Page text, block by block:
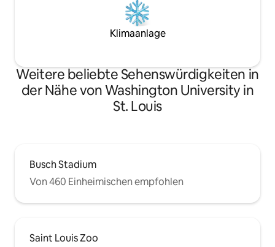
Klimaanlage
Weitere beliebte Sehenswürdigkeiten in
der Nähe von Washington University in
St. Louis
Busch Stadium
Von 460 Einheimischen empfohlen
Saint Louis Zoo